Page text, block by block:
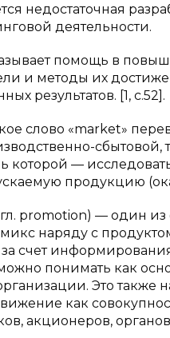
недостаточная
деятельности.
помощь в
и методы их
результатов. [1, c.52].
слово «market»
сбытовой,
которой —
продукцию
promotion) — один
наряду с
счет
понимать как
Это также
как
акционеров,